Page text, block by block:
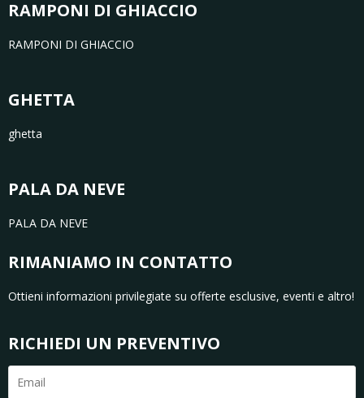
RAMPONI DI GHIACCIO
RAMPONI DI GHIACCIO
GHETTA
ghetta
PALA DA NEVE
PALA DA NEVE
RIMANIAMO IN CONTATTO
Ottieni informazioni privilegiate su offerte esclusive, eventi e altro!
RICHIEDI UN PREVENTIVO